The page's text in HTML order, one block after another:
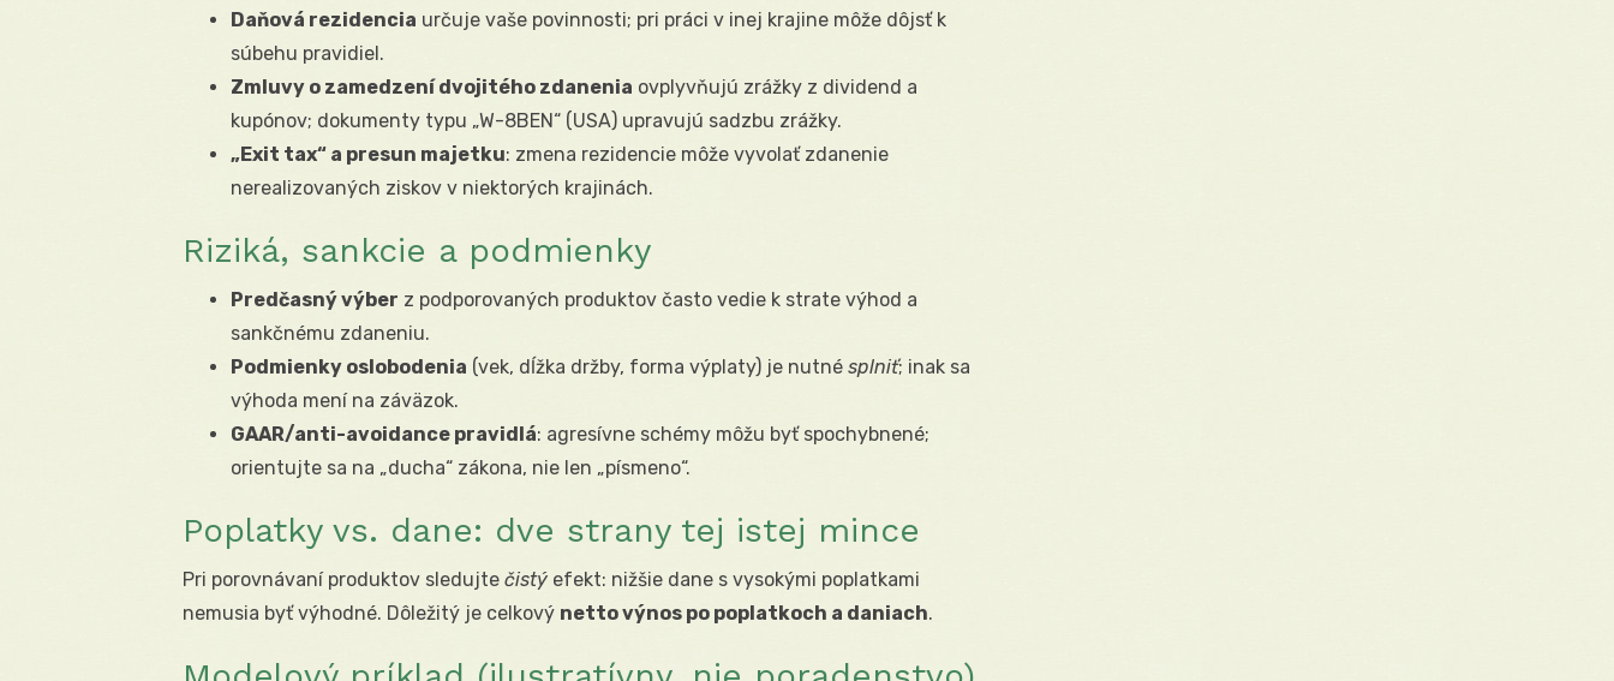
Daňová rezidencia určuje vaše povinnosti; pri práci v inej krajine môže dôjsť k
súbehu pravidiel.
Zmluvy o zamedzení dvojitého zdanenia ovplyvňujú zrážky z dividend a
kupónov; dokumenty typu „W-8BEN“ (USA) upravujú sadzbu zrážky.
„Exit tax“ a presun majetku: zmena rezidencie môže vyvolať zdanenie
nerealizovaných ziskov v niektorých krajinách.
Riziká, sankcie a podmienky
Predčasný výber z podporovaných produktov často vedie k strate výhod a
sankčnému zdaneniu.
Podmienky oslobodenia (vek, dĺžka držby, forma výplaty) je nutné splniť; inak sa
výhoda mení na záväzok.
GAAR/anti-avoidance pravidlá: agresívne schémy môžu byť spochybnené;
orientujte sa na „ducha“ zákona, nie len „písmeno“.
Poplatky vs. dane: dve strany tej istej mince
Pri porovnávaní produktov sledujte čistý efekt: nižšie dane s vysokými poplatkami
nemusia byť výhodné. Dôležitý je celkový netto výnos po poplatkoch a daniach.